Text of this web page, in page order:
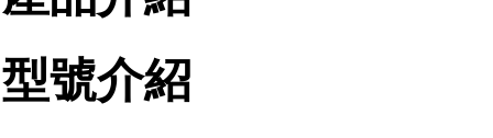
型號介紹